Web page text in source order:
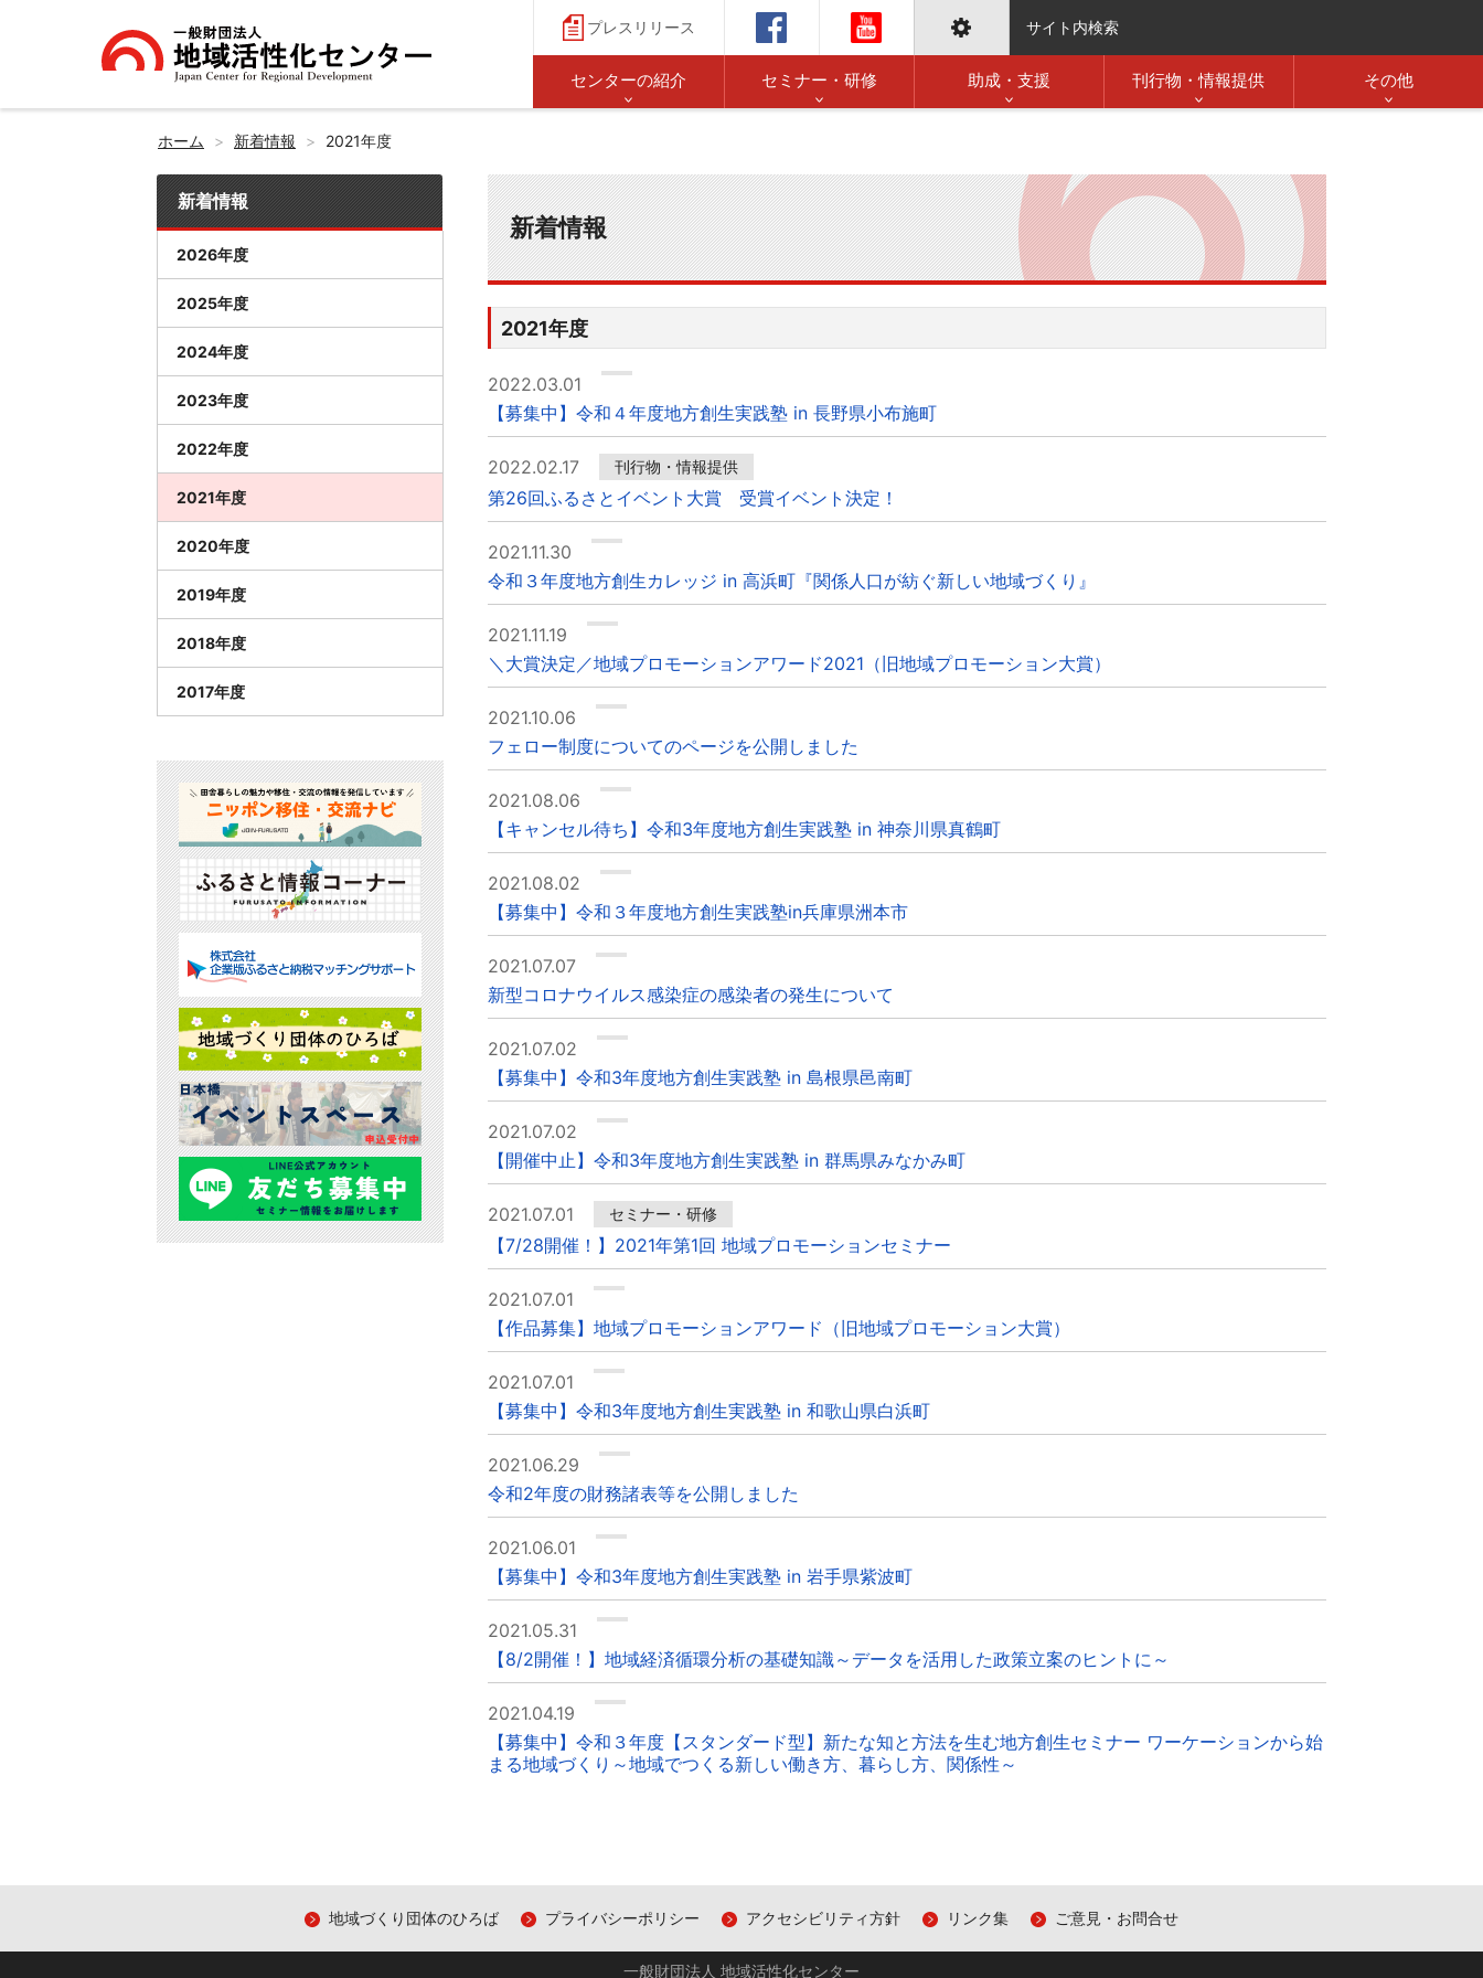
プレスリリース サイト内検索
センターの紹介 セミナー・研修 助成・支援 刊行物・情報提供 その他
ホーム 新着情報 2021年度
新着情報
2021年度
2022.03.01
【募集中】令和４年度地方創生実践塾 in 長野県小布施町
2022.02.17 刊行物・情報提供
第26回ふるさとイベント大賞 受賞イベント決定！
2021.11.30
令和３年度地方創生カレッジ in 高浜町『関係人口が紡ぐ新しい地域づくり』
2021.11.19
＼大賞決定／地域プロモーションアワード2021（旧地域プロモーション大賞）
2021.10.06
フェロー制度についてのページを公開しました
2021.08.06
【キャンセル待ち】令和3年度地方創生実践塾 in 神奈川県真鶴町
2021.08.02
【募集中】令和３年度地方創生実践塾in兵庫県洲本市
2021.07.07
新型コロナウイルス感染症の感染者の発生について
2021.07.02
【募集中】令和3年度地方創生実践塾 in 島根県邑南町
2021.07.02
【開催中止】令和3年度地方創生実践塾 in 群馬県みなかみ町
2021.07.01 セミナー・研修
【7/28開催！】2021年第1回 地域プロモーションセミナー
2021.07.01
【作品募集】地域プロモーションアワード（旧地域プロモーション大賞）
2021.07.01
【募集中】令和3年度地方創生実践塾 in 和歌山県白浜町
2021.06.29
令和2年度の財務諸表等を公開しました
2021.06.01
【募集中】令和3年度地方創生実践塾 in 岩手県紫波町
2021.05.31
【8/2開催！】地域経済循環分析の基礎知識～データを活用した政策立案のヒントに～
2021.04.19
【募集中】令和３年度【スタンダード型】新たな知と方法を生む地方創生セミナー ワーケーションから始
まる地域づくり～地域でつくる新しい働き方、暮らし方、関係性～
新着情報
2026年度
2025年度
2024年度
2023年度
2022年度
2021年度
2020年度
2019年度
2018年度
2017年度
地域づくり団体のひろば プライバシーポリシー アクセシビリティ方針 リンク集 ご意見・お問合せ
一般財団法人 地域活性化センター